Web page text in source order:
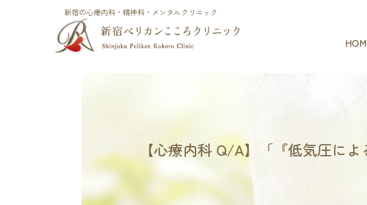
新宿の心療内科・精神科・メンタルクリニック
【心療内科 Q/A】「『低気圧に